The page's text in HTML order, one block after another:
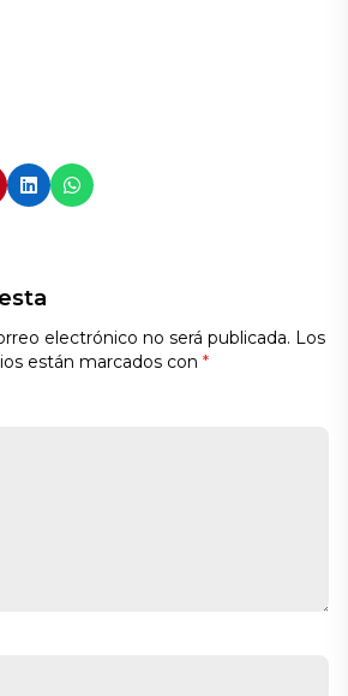
electrónico no será publicada. Los
están marcados con *